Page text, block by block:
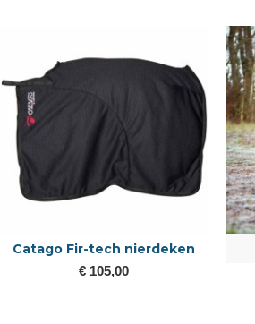
Catago Fir-tech nierdeken
€ 105,00